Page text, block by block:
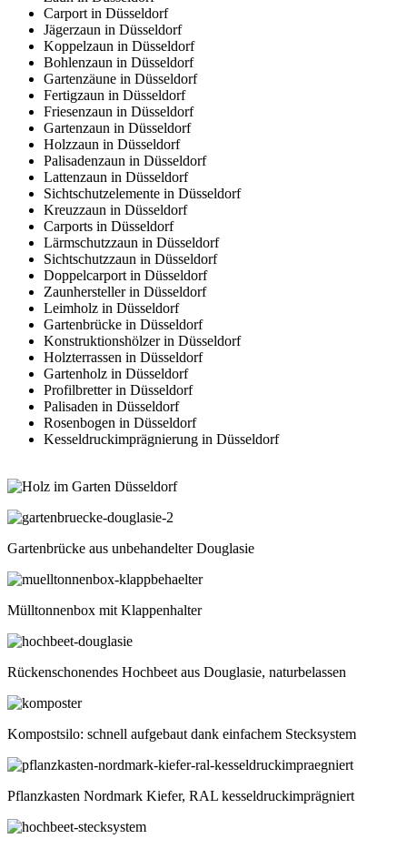
Carport in Düsseldorf
Jägerzaun in Düsseldorf
Koppelzaun in Düsseldorf
Bohlenzaun in Düsseldorf
Gartenzäune in Düsseldorf
Fertigzaun in Düsseldorf
Friesenzaun in Düsseldorf
Gartenzaun in Düsseldorf
Holzzaun in Düsseldorf
Palisadenzaun in Düsseldorf
Lattenzaun in Düsseldorf
Sichtschutzelemente in Düsseldorf
Kreuzzaun in Düsseldorf
Carports in Düsseldorf
Lärmschutzzaun in Düsseldorf
Sichtschutzzaun in Düsseldorf
Doppelcarport in Düsseldorf
Zaunhersteller in Düsseldorf
Leimholz in Düsseldorf
Gartenbrücke in Düsseldorf
Konstruktionshölzer in Düsseldorf
Holzterrassen in Düsseldorf
Gartenholz in Düsseldorf
Profilbretter in Düsseldorf
Palisaden in Düsseldorf
Rosenbogen in Düsseldorf
Kesseldruckimprägnierung in Düsseldorf
Gartenbrücke aus unbehandelter Douglasie
Mülltonnenbox mit Klappenhalter
Rückenschonendes Hochbeet aus Douglasie, naturbelassen
Kompostsilo: schnell aufgebaut dank einfachem Stecksystem
Pflanzkasten Nordmark Kiefer, RAL kesseldruckimprägniert